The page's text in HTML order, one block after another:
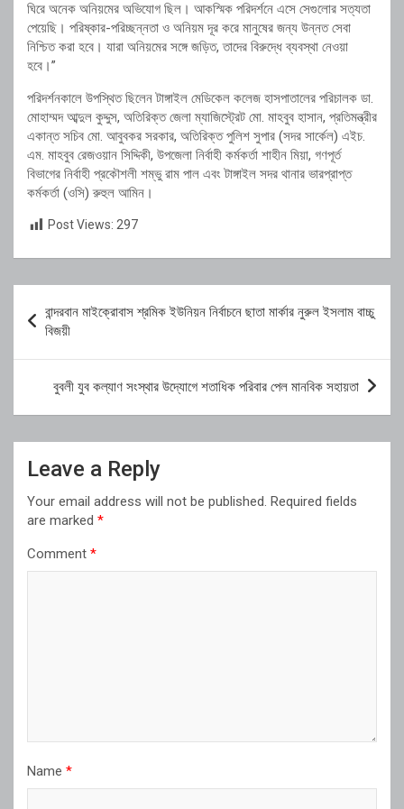
ঘিরে অনেক অনিয়মের অভিযোগ ছিল। আকস্মিক পরিদর্শনে এসে সেগুলোর সত্যতা
পেয়েছি। পরিষ্কার-পরিচ্ছন্নতা ও অনিয়ম দূর করে মানুষের জন্য উন্নত সেবা
নিশ্চিত করা হবে। যারা অনিয়মের সঙ্গে জড়িত, তাদের বিরুদ্ধে ব্যবস্থা নেওয়া
হবে।”
পরিদর্শনকালে উপস্থিত ছিলেন টাঙ্গাইল মেডিকেল কলেজ হাসপাতালের পরিচালক ডা.
মোহাম্মদ আব্দুল কুদ্দুস, অতিরিক্ত জেলা ম্যাজিস্ট্রেট মো. মাহবুব হাসান, প্রতিমন্ত্রীর
একান্ত সচিব মো. আবুবকর সরকার, অতিরিক্ত পুলিশ সুপার (সদর সার্কেল) এইচ.
এম. মাহবুব রেজওয়ান সিদ্দিকী, উপজেলা নির্বাহী কর্মকর্তা শাহীন মিয়া, গণপূর্ত
বিভাগের নির্বাহী প্রকৌশলী শম্ভু রাম পাল এবং টাঙ্গাইল সদর থানার ভারপ্রাপ্ত
কর্মকর্তা (ওসি) রুহুল আমিন।
Post Views: 297
navigation
বান্দরবান মাইক্রোবাস শ্রমিক ইউনিয়ন নির্বাচনে ছাতা মার্কার নুরুল ইসলাম বাচ্চু
বিজয়ী
বুবলী যুব কল্যাণ সংস্থার উদ্যোগে শতাধিক পরিবার পেল মানবিক সহায়তা
Leave a Reply
Your email address will not be published. Required fields
are marked *
Comment *
Name *